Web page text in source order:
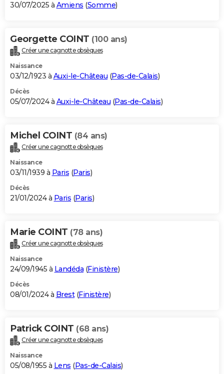
30/07/2025 à Amiens (Somme)
Georgette COINT (100 ans)
Créer une cagnotte obsèques
Naissance
03/12/1923 à Auxi-le-Château (Pas-de-Calais)
Décès
05/07/2024 à Auxi-le-Château (Pas-de-Calais)
Michel COINT (84 ans)
Créer une cagnotte obsèques
Naissance
03/11/1939 à Paris (Paris)
Décès
21/01/2024 à Paris (Paris)
Marie COINT (78 ans)
Créer une cagnotte obsèques
Naissance
24/09/1945 à Landéda (Finistère)
Décès
08/01/2024 à Brest(Finistère)
Patrick COINT (68 ans)
Créer une cagnotte obsèques
Naissance
05/08/1955 à Lens (Pas-de-Calais)